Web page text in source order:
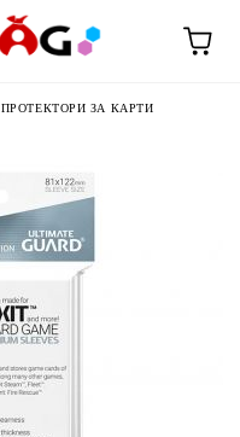
ПРОТЕКТОРИ ЗА КАРТИ